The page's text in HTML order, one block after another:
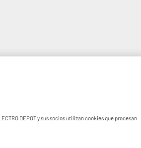
de pelo
Therapy Pro S8590
DEPOT y sus socios utilizan cookies que procesan